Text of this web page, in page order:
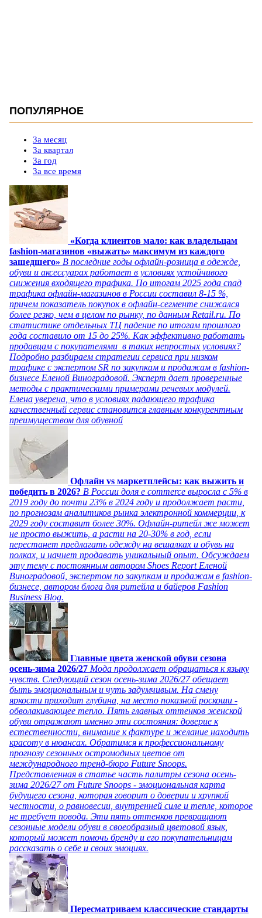
ПОПУЛЯРНОЕ
За месяц
За квартал
За год
За все время
«Когда клиентов мало: как владельцам
fashion-магазинов «выжать» максимум из каждого
зашедшего» В последние годы офлайн-розница в одежде,
обуви и аксессуарах работает в условиях устойчивого
снижения входящего трафика. По итогам 2025 года спад
трафика офлайн-магазинов в России составил 8-15 %,
причем показатель покупок в офлайн-сегменте снижался
более резко, чем в целом по рынку, по данным Retail.ru. По
статистике отдельных ТЦ падение по итогам прошлого
года составило от 15 до 25%. Как эффективно работать
продавцам с покупателями в таких непростых условиях?
Подробно разбираем стратегии сервиса при низком
трафике с экспертом SR по закупкам и продажам в fashion-
бизнесе Еленой Виноградовой. Эксперт дает проверенные
методы с практическими примерами речевых модулей.
Елена уверена, что в условиях падающего трафика
качественный сервис становится главным конкурентным
преимуществом для обувной
Офлайн vs маркетплейсы: как выжить и
победить в 2026? В России доля e commerce выросла с 5% в
2019 году до почти 23% в 2024 году и продолжает расти,
по прогнозам аналитиков рынка электронной коммерции, к
2029 году составит более 30%. Офлайн-ритейл же может
не просто выжить, а расти на 20-30% в год, если
перестанет предлагать одежду на вешалках и обувь на
полках, и начнет продавать уникальный опыт. Обсуждаем
эту тему с постоянным автором Shoes Report Еленой
Виноградовой, экспертом по закупкам и продажам в fashion-
бизнесе, автором блога для ритейла и байеров Fashion
Business Blog.
Главные цвета женской обуви сезона
осень-зима 2026/27 Мода продолжает обращаться к языку
чувств. Следующий сезон осень-зима 2026/27 обещает
быть эмоциональным и чуть задумчивым. На смену
яркости приходит глубина, на место показной роскоши -
обволакивающее тепло. Пять главных оттенков женской
обуви отражают именно эти состояния: доверие к
естественности, внимание к фактуре и желание находить
красоту в нюансах. Обратимся к профессиональному
прогнозу сезонных остромодных цветов от
международного тренд-бюро Future Snoops.
Представленная в статье часть палитры сезона осень-
зима 2026/27 от Future Snoops - эмоциональная карта
будущего сезона, которая говорит о доверии и хрупкой
честности, о равновесии, внутренней силе и тепле, которое
не требует повода. Эти пять оттенков превращают
сезонные модели обуви в своеобразный цветовой язык,
который может помочь бренду и его покупательницам
рассказать о себе и своих эмоциях.
Пересматриваем классические стандарты